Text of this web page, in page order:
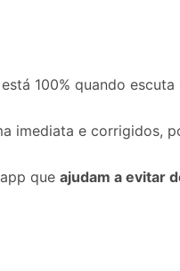
100% quando
imediata e corrigidos,
que ajudam a evitar